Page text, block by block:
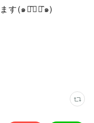
す(๑･̑◡･̑๑)